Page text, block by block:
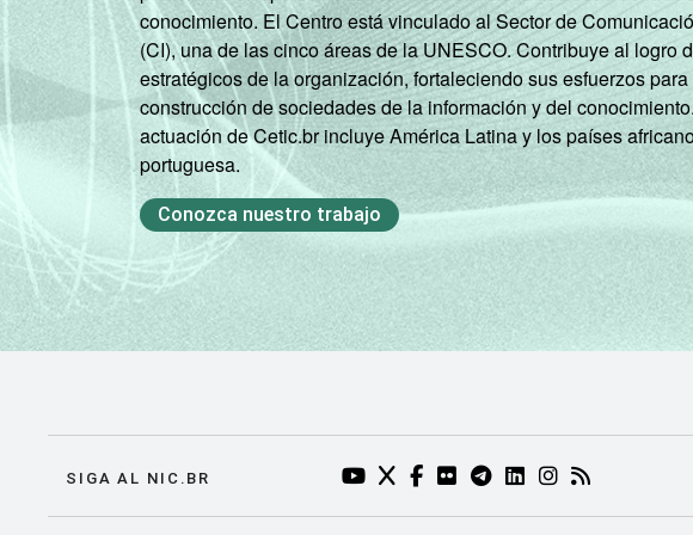
conocimiento. El Centro está vinculado al Sector de
(CI), una de las cinco áreas de la UNESCO. Contribuye al logro
estratégicos de la organización, fortaleciendo sus esfuerzos
construcción de sociedades de la información y del
actuación de Cetic.br incluye América Latina y los países
portuguesa.
Conozca nuestro trabajo
SIGA AL NIC.BR YOUTUBE DO NIC.BR (ABRE EM NOVA
TWITTER DO NIC.BR (ABRE EM
FACEBOOK DO NIC.BR (ABRE
FLICKR DO NIC.BR (ABRE
TELEGRAM DO NIC.BR
LINKEDIN DO
INSTAGRAM DO
RSS DO